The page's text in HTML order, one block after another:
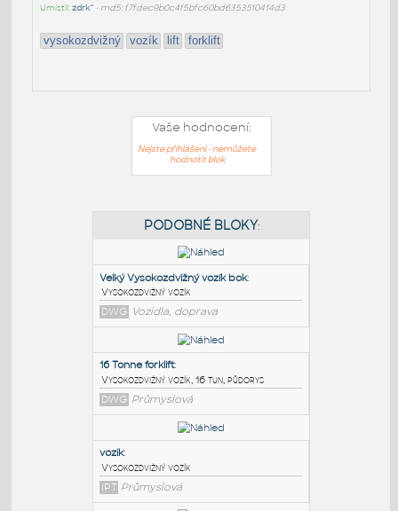
Umístil:zdrk^ • md5: f7fdec9b0c4f5bfc60bd6353510414d3
vysokozdvižný vozík lift forklift
Vaše hodnocení:
Nejste přihlášeni - nemůžete
hodnotit blok
PODOBNÉ BLOKY
Velký Vysokozdvižný vozík bok
Vysokozdvižný vozík
DWG
Vozidla, doprava